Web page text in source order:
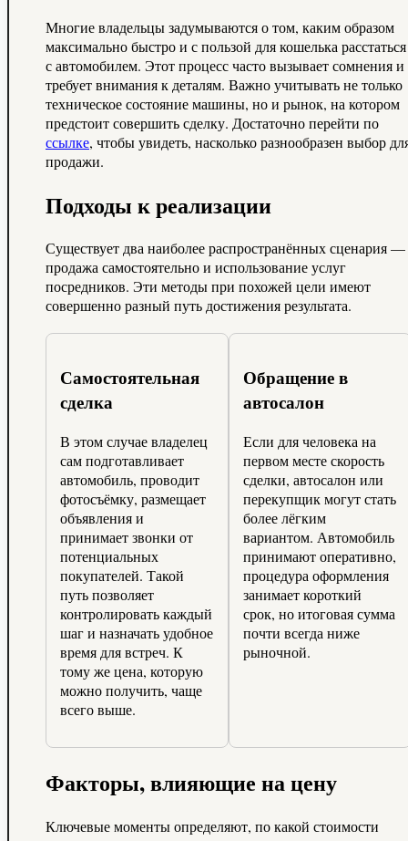
Многие владельцы задумываются о том, каким образом
максимально быстро и с пользой для кошелька расстаться
с автомобилем. Этот процесс часто вызывает сомнения и
требует внимания к деталям. Важно учитывать не только
техническое состояние машины, но и рынок, на котором
предстоит совершить сделку. Достаточно перейти по
ссылке, чтобы увидеть, насколько разнообразен выбор
продажи.
Подходы к реализации
Существует два наиболее распространённых сценария —
продажа самостоятельно и использование услуг
посредников. Эти методы при похожей цели имеют
совершенно разный путь достижения результата.
Самостоятельная
сделка
В этом случае владелец
сам подготавливает
автомобиль, проводит
фотосъёмку, размещает
объявления и
принимает звонки от
потенциальных
покупателей. Такой
путь позволяет
контролировать каждый
шаг и назначать удобное
время для встреч. К
тому же цена, которую
можно получить, чаще
всего выше.
Обращение в
автосалон
Если для человека на
первом месте скорость
сделки, автосалон или
перекупщик могут стать
более лёгким
вариантом. Автомобиль
принимают оперативно,
процедура оформления
занимает короткий
срок, но итоговая сумма
почти всегда ниже
рыночной.
Факторы, влияющие на цену
Ключевые моменты определяют, по какой стоимости